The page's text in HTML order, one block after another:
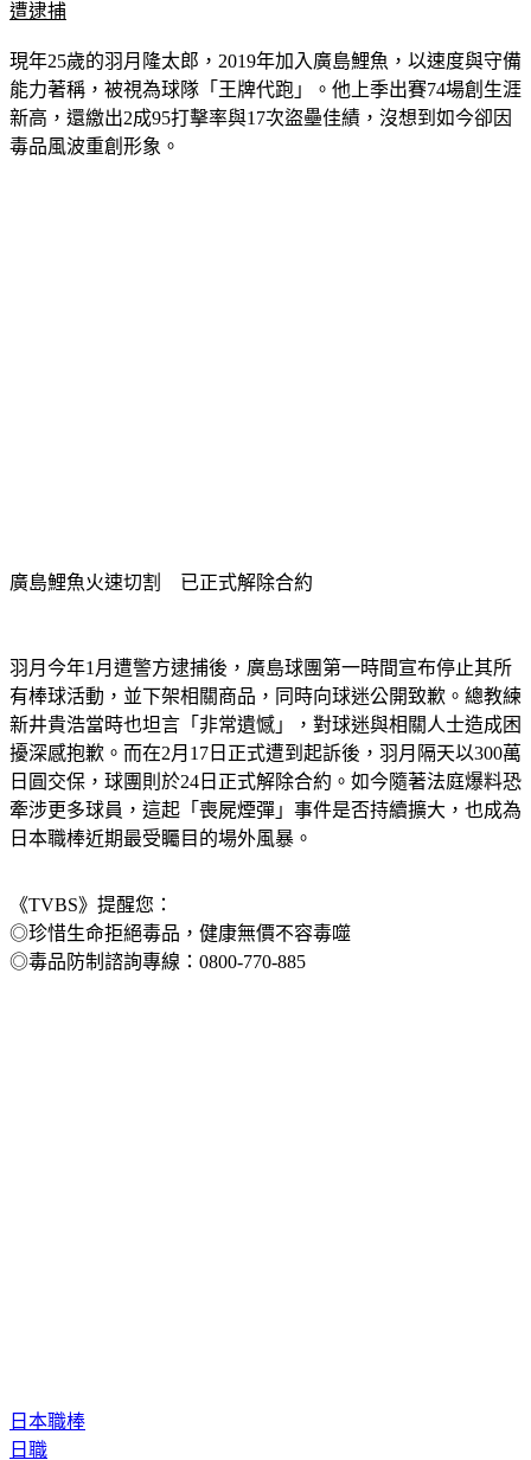
更多新聞：
現年25歲的羽月隆太郎，2019年加入廣島鯉魚，以速度與守備
能力著稱，被視為球隊「王牌代跑」。他上季出賽74場創生涯
新高，還繳出2成95打擊率與17次盜壘佳績，沒想到如今卻因
羽月今年1月遭警方逮捕後，廣島球團第一時間宣布停止其所
有棒球活動，並下架相關商品，同時向球迷公開致歉。總教練
新井貴浩當時也坦言「非常遺憾」，對球迷與相關人士造成困
擾深感抱歉。而在2月17日正式遭到起訴後，羽月隔天以300萬
日圓交保，球團則於24日正式解除合約。如今隨著法庭爆料恐
牽涉更多球員，這起「喪屍煙彈」事件是否持續擴大，也成為
《TVBS》提醒您：
◎珍惜生命拒絕毒品，健康無價不容毒噬
日本職棒